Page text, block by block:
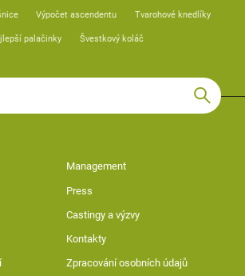
Výpočet ascendentu Tvarohové knedlíky
palačinky Švestkový koláč
Management
Press
Castingy a výzvy
Kontakty
Zpracování osobních údajů